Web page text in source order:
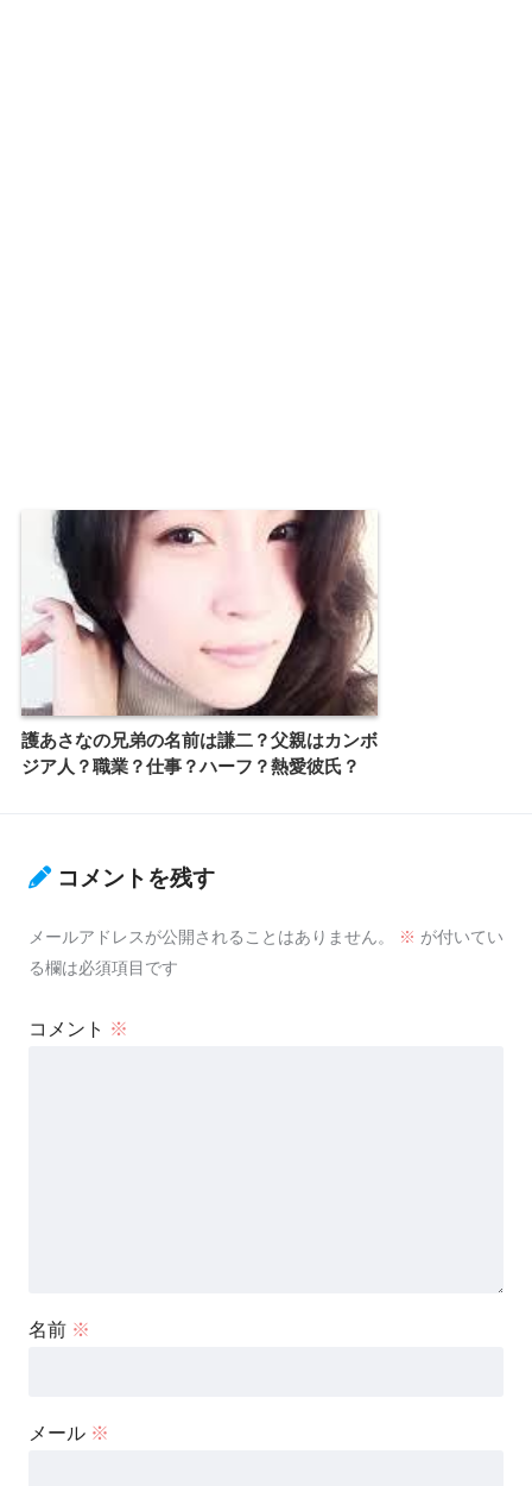
護あさなの兄弟の名前は謙二？父親はカンボ
ジア人？職業？仕事？ハーフ？熱愛彼氏？
コメントを残す
メールアドレスが公開されることはありません。 ※ が付いてい
る欄は必須項目です
コメント ※
名前 ※
メール ※